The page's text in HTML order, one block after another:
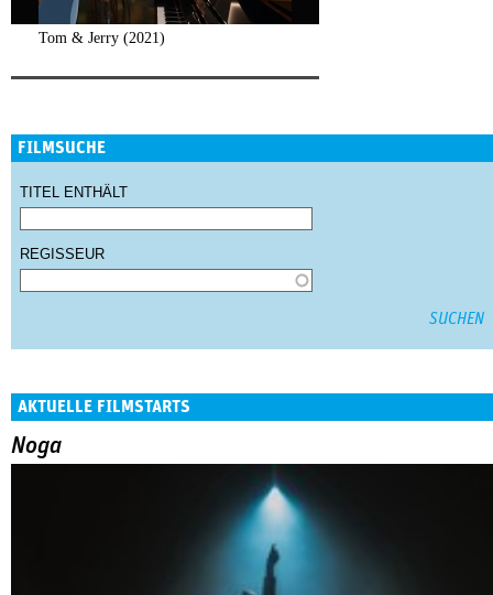
Tom & Jerry (2021)
FILMSUCHE
TITEL ENTHÄLT
REGISSEUR
AKTUELLE FILMSTARTS
Noga